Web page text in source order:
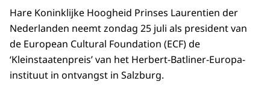
Hare Koninklijke Hoogheid Prinses Laurentien der
Nederlanden neemt zondag 25 juli als president van
de European Cultural Foundation (ECF) de
‘Kleinstaatenpreis’ van het Herbert-Batliner-Europa-
instituut in ontvangst in Salzburg.